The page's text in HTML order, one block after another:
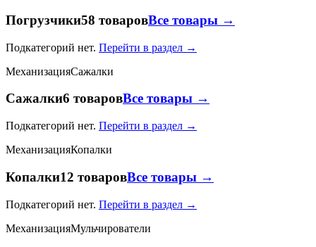
Погрузчики58 товаровВсе товары →
Подкатегорий нет. Перейти в раздел →
МеханизацияСажалки
Сажалки6 товаровВсе товары →
Подкатегорий нет. Перейти в раздел →
МеханизацияКопалки
Копалки12 товаровВсе товары →
Подкатегорий нет. Перейти в раздел →
МеханизацияМульчирователи